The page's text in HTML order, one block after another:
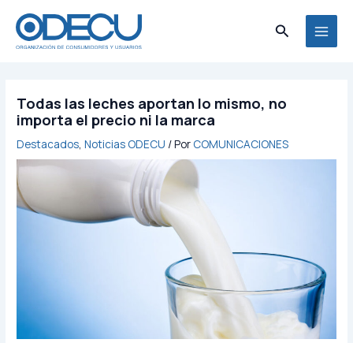
contenido
Buscar
Todas las leches aportan lo mismo, no
importa el precio ni la marca
Destacados,Noticias ODECU / Por COMUNICACIONES